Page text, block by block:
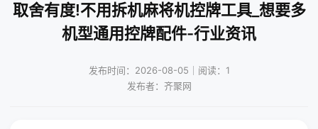
取舍有度!不用拆机麻将机控牌工具_想要多
机型通用控牌配件-行业资讯
发布时间：2026-08-05｜阅读：1
发布者：齐聚网